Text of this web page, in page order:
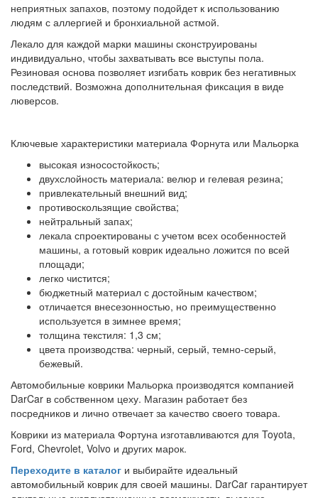
неприятных запахов, поэтому подойдет к использованию
людям с аллергией и бронхиальной астмой.
Лекало для каждой марки машины сконструированы
индивидуально, чтобы захватывать все выступы пола.
Резиновая основа позволяет изгибать коврик без негативных
последствий. Возможна дополнительная фиксация в виде
люверсов.
Ключевые характеристики материала Форнута или Мальорка
высокая износостойкость;
двухслойность материала: велюр и гелевая резина;
привлекательный внешний вид;
противоскользящие свойства;
нейтральный запах;
лекала спроектированы с учетом всех особенностей
машины, а готовый коврик идеально ложится по всей
площади;
легко чистится;
бюджетный материал с достойным качеством;
отличается внесезонностью, но преимущественно
используется в зимнее время;
толщина текстиля: 1,3 см;
цвета производства: черный, серый, темно-серый,
бежевый.
Автомобильные коврики Мальорка производятся компанией
DarCar в собственном цеху. Магазин работает без
посредников и лично отвечает за качество своего товара.
Коврики из материала Фортуна изготавливаются для Toyota,
Ford, Chevrolet, Volvo и других марок.
Переходите в каталог и выбирайте идеальный
автомобильный коврик для своей машины. DarCar гарантирует